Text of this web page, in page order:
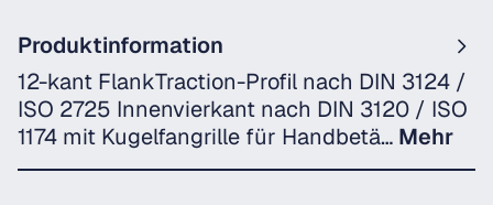
Produktinformation
12-kant FlankTraction-Profil nach DIN 3124 /
ISO 2725 Innenvierkant nach DIN 3120 / ISO
1174 mit Kugelfangrille für Handbetä… Mehr